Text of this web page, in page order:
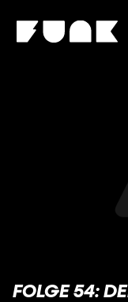
FOLGE 54: